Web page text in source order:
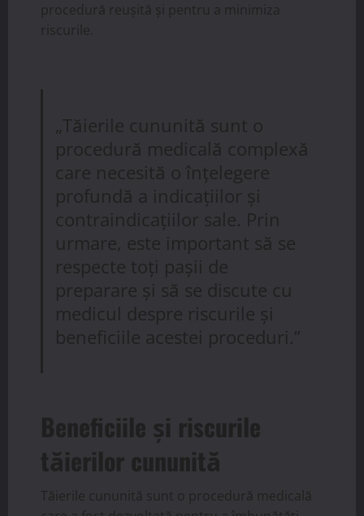
procedură reușită și pentru a minimiza
riscurile.
„Tăierile cununită sunt o
procedură medicală complexă
care necesită o înțelegere
profundă a indicațiilor și
contraindicațiilor sale. Prin
urmare, este important să se
respecte toți pașii de
preparare și să se discute cu
medicul despre riscurile și
beneficiile acestei proceduri.”
Beneficiile și riscurile
tăierilor cununită
Tăierile cununită sunt o procedură medicală